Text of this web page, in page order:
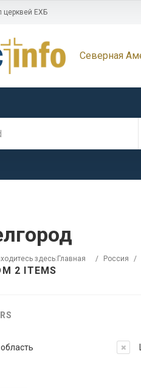
церквей ЕХБ
Северная
здесь: Главная / Россия /
2 ITEMS